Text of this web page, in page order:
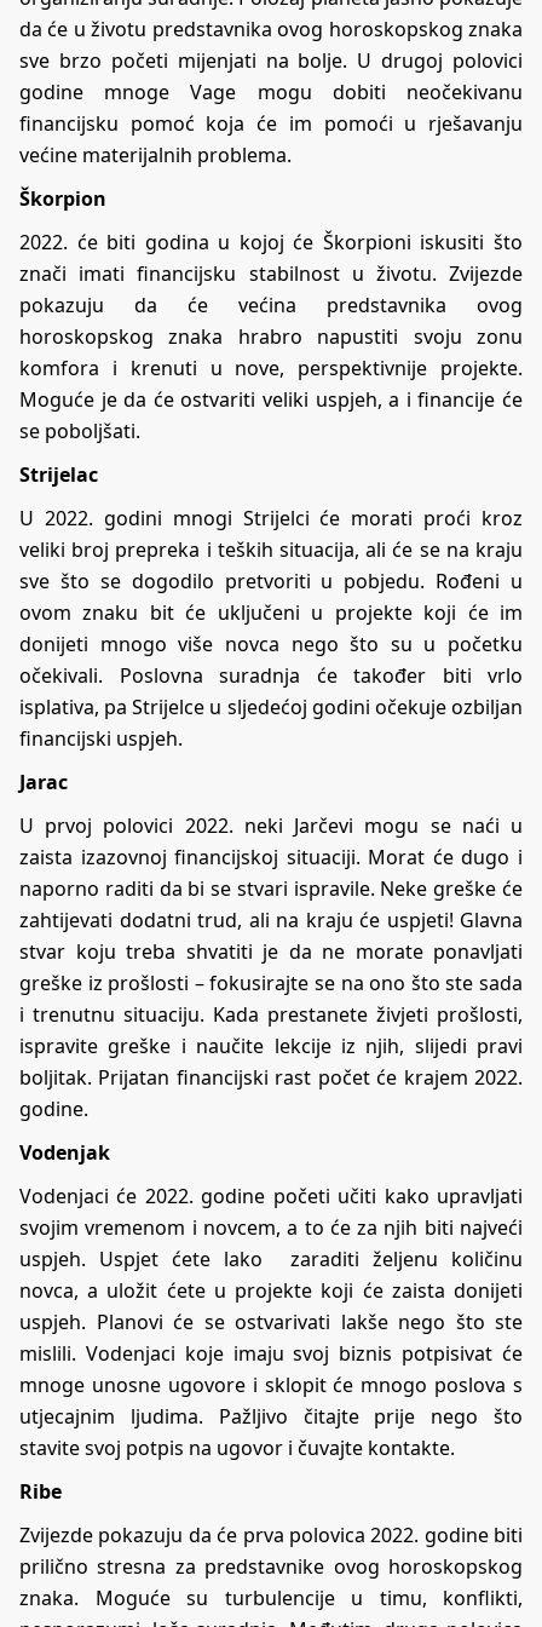
da će u životu predstavnika ovog horoskopskog znaka
sve brzo početi mijenjati na bolje. U drugoj polovici
godine mnoge Vage mogu dobiti neočekivanu
financijsku pomoć koja će im pomoći u rješavanju
većine materijalnih problema.
Škorpion
2022. će biti godina u kojoj će Škorpioni iskusiti što
znači imati financijsku stabilnost u životu. Zvijezde
pokazuju da će većina predstavnika ovog
horoskopskog znaka hrabro napustiti svoju zonu
komfora i krenuti u nove, perspektivnije projekte.
Moguće je da će ostvariti veliki uspjeh, a i financije će
se poboljšati.
Strijelac
U 2022. godini mnogi Strijelci će morati proći kroz
veliki broj prepreka i teških situacija, ali će se na kraju
sve što se dogodilo pretvoriti u pobjedu. Rođeni u
ovom znaku bit će uključeni u projekte koji će im
donijeti mnogo više novca nego što su u početku
očekivali. Poslovna suradnja će također biti vrlo
isplativa, pa Strijelce u sljedećoj godini očekuje ozbiljan
financijski uspjeh.
Jarac
U prvoj polovici 2022. neki Jarčevi mogu se naći u
zaista izazovnoj financijskoj situaciji. Morat će dugo i
naporno raditi da bi se stvari ispravile. Neke greške će
zahtijevati dodatni trud, ali na kraju će uspjeti! Glavna
stvar koju treba shvatiti je da ne morate ponavljati
greške iz prošlosti – fokusirajte se na ono što ste sada
i trenutnu situaciju. Kada prestanete živjeti prošlosti,
ispravite greške i naučite lekcije iz njih, slijedi pravi
boljitak. Prijatan financijski rast počet će krajem 2022.
godine.
Vodenjak
Vodenjaci će 2022. godine početi učiti kako upravljati
svojim vremenom i novcem, a to će za njih biti najveći
uspjeh. Uspjet ćete lako zaraditi željenu količinu
novca, a uložit ćete u projekte koji će zaista donijeti
uspjeh. Planovi će se ostvarivati lakše nego što ste
mislili. Vodenjaci koje imaju svoj biznis potpisivat će
mnoge unosne ugovorei sklopit će mnogo poslova s
utjecajnim ljudima. Pažljivo čitajte prije nego što
stavite svoj potpis na ugovor i čuvajte kontakte.
Ribe
Zvijezde pokazuju da će prva polovica 2022. godine biti
prilično stresna za predstavnike ovog horoskopskog
znaka. Moguće su turbulencije u timu, konflikti,